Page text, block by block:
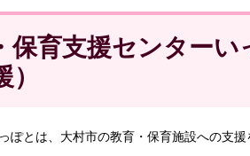
保育支援センターい
ぽとは、大村市の教育・保育施設への支援